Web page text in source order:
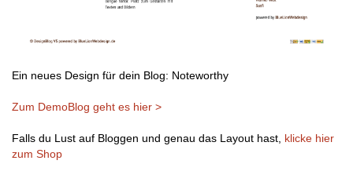
Ein neues Design für dein Blog: Noteworthy
Zum DemoBlog geht es hier >
Falls du Lust auf Bloggen und genau das Layout hast, klicke hier
zum Shop